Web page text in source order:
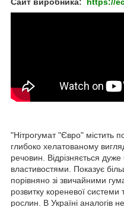
"Нітрогумат "Євро" містить
глибоко хелатованому
речовин. Відрізняється
властивостями. Показує
порівняно зі звичайними
розвитку кореневої системи
рослин. В Україні аналогів